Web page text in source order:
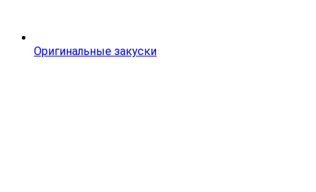
Оригинальные закуски